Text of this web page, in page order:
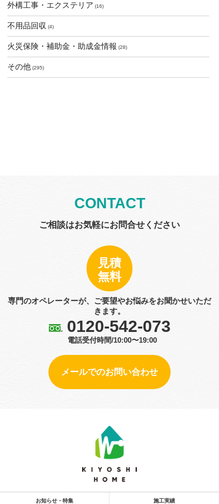
外構工事・エクステリア (16)
不用品回収 (4)
火災保険・補助金・助成金情報 (28)
その他 (295)
CONTACT
ご相談はお気軽にお問合せください
見積
無料
専門のオペレーターが、ご要望やお悩みをお聞かせいただ
きます。
0120-542-073
電話受付時間/10:00〜19:00
メールでのお問い合わせ
お知らせ・特集 施工実績